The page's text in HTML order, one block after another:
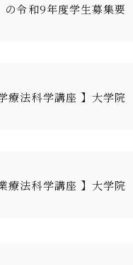
令和9年度学生募集要
療法科学講座 】大学院
療法科学講座 】大学院